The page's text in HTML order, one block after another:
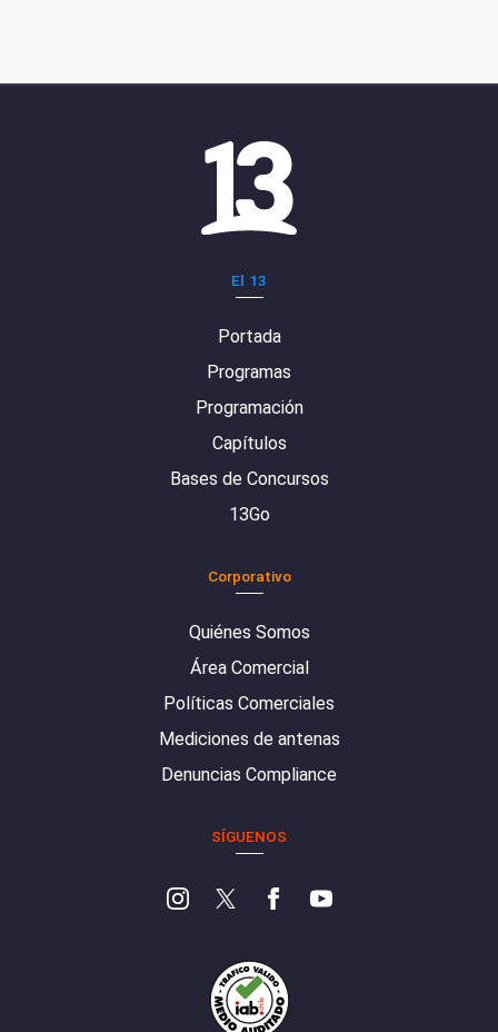
El 13
Portada
Programas
Programación
Capítulos
Bases de Concursos
13Go
Corporativo
Quiénes Somos
Área Comercial
Políticas Comerciales
Mediciones de antenas
Denuncias Compliance
SÍGUENOS